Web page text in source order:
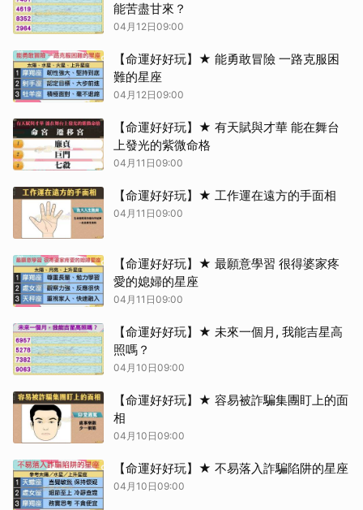
能苦盡甘來？
04月12日09:00
【命運好好玩】★ 能勇敢冒險 一路克服困
難的星座
04月12日09:00
【命運好好玩】★ 有天賦與才華 能在舞台
上發光的紫微命格
04月11日09:00
【命運好好玩】★ 工作運在遠方的手面相
04月11日09:00
【命運好好玩】★ 最願意學習 很得婆家疼
愛的媳婦的星座
04月11日09:00
【命運好好玩】★ 未來一個月, 我能吉星高
照嗎？
04月10日09:00
【命運好好玩】★ 容易被詐騙集團盯上的面
相
04月10日09:00
【命運好好玩】★ 不易落入詐騙陷阱的星座
04月10日09:00